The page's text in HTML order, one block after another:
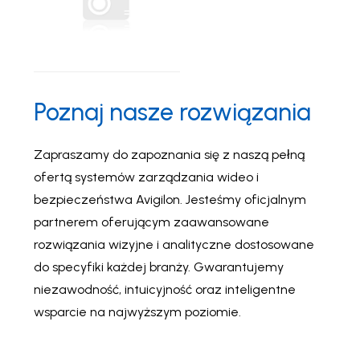
port 100Mbps POE
Extender do
rozszerzenia Cat 5
poza 100m Limit
kabla.
EX1 - Pojedynczy port
100Mbps POE Extender
poza 100m Limit kabla.
Poznaj nasze rozwiązania
Zapraszamy do zapoznania się z naszą pełną
ofertą systemów zarządzania wideo i
bezpieczeństwa Avigilon. Jesteśmy oficjalnym
partnerem oferującym zaawansowane
rozwiązania wizyjne i analityczne dostosowane
do specyfiki każdej branży. Gwarantujemy
niezawodność, intuicyjność oraz inteligentne
wsparcie na najwyższym poziomie.